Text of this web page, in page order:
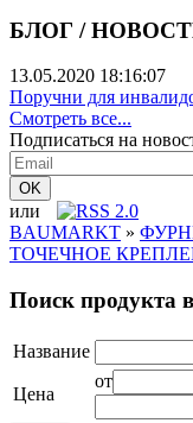
БЛОГ /
13.05.2020 18:16:07
Поручни для
Смотреть все...
Подписаться на
или
BAUMARKT »
ТОЧЕЧНОЕ
Поиск продукта
Название
Цена
от